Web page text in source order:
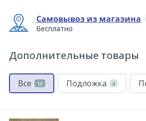
Самовывоз из магазина
бесплатно
Дополнительные товары
Все 10 Подложка 4